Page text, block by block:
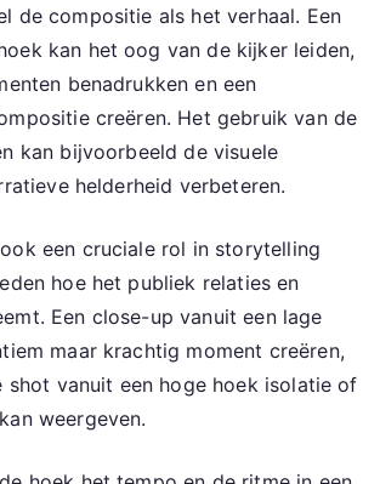
de compositie als het verhaal. Een
kan het oog van de kijker leiden,
benadrukken en een
creëren. Het gebruik van de
kan bijvoorbeeld de visuele
helderheid verbeteren.
een cruciale rol in storytelling
hoe het publiek relaties en
Een close-up vanuit een lage
maar krachtig moment creëren,
shot vanuit een hoge hoek isolatie of
weergeven.